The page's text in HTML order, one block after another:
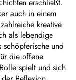
erschließt.
auch in einem
kreative
als lebendige
und
die offene
spielt und sich